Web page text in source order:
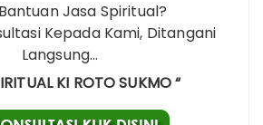
Jasa Spiritual?
Kepada Kami, Ditangani
Langsung…
KI ROTO SUKMO “